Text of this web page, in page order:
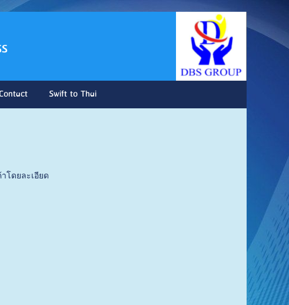
Contact Swift to Thai
โดยละเอียด